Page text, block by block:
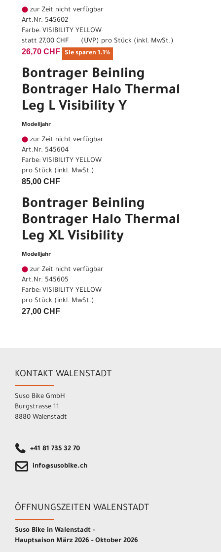
zur Zeit nicht verfügbar
Art.Nr. 545602
Farbe: VISIBILITY YELLOW
statt 27,00 CHF ( UVP) pro Stück (inkl. MwSt.)
26,70 CHF Sie sparen 1.1%
Bontrager Beinling
Bontrager Halo Thermal
Leg L Visibility Y
Modelljahr
zur Zeit nicht verfügbar
Art.Nr. 545604
Farbe: VISIBILITY YELLOW
pro Stück (inkl. MwSt.)
85,00 CHF
Bontrager Beinling
Bontrager Halo Thermal
Leg XL Visibility
Modelljahr
zur Zeit nicht verfügbar
Art.Nr. 545605
Farbe: VISIBILITY YELLOW
pro Stück (inkl. MwSt.)
27,00 CHF
KONTAKT WALENSTADT
Suso Bike GmbH
Burgstrasse 11
8880 Walenstadt
+41 81 735 32 70
info@susobike.ch
ÖFFNUNGSZEITEN WALENSTADT
Suso Bike in Walenstadt -
Hauptsaison März 2026 - Oktober 2026